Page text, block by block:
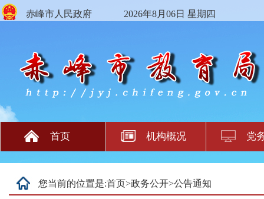
赤峰市人民政府 2026年8月06日 星期四
首页 机构概况 党
您当前的位置是:首页>政务公开>公告通知